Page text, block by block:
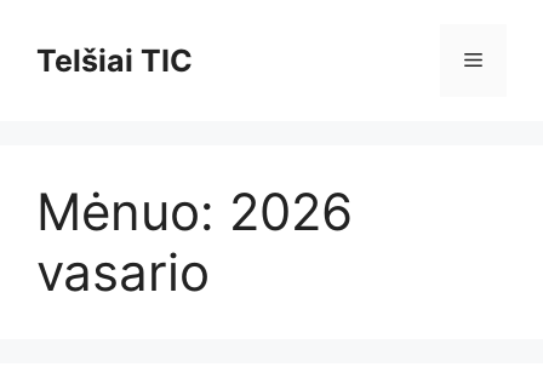
turinioTelšiai TIC Meniu
Mėnuo: 2026
vasario